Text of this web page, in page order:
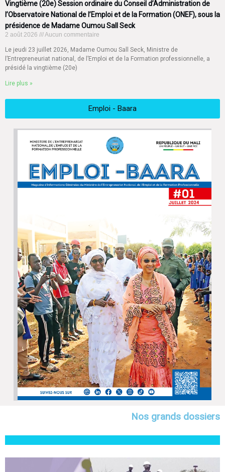
Vingtième (20e) Session ordinaire du Conseil d’Administration de
l’Observatoire National de l’Emploi et de la Formation (ONEF), sous la
présidence de Madame Oumou Sall Seck
2 août 2026 Aucun commentaire
Le jeudi 23 juillet 2026, Madame Oumou Sall Seck, Ministre de
l’Entrepreneuriat national, de l’Emploi et de la Formation professionnelle, a
présidé la vingtième (20e)
Lire plus »
Emploi - Baara
Nos grands dossiers